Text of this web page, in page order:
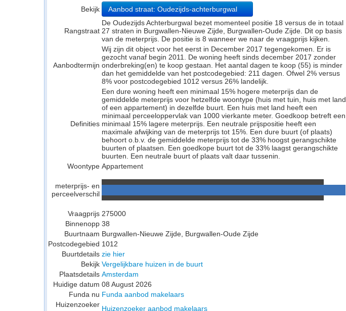
Bekijk
Aanbod straat: Oudezijds-achterburgwal
Rangstraat
De Oudezijds Achterburgwal bezet momenteel positie 18 versus de in totaal
27 straten in Burgwallen-Nieuwe Zijde, Burgwallen-Oude Zijde. Dit op basis
van de meterprijs. De positie is 8 wanneer we naar de vraagprijs kijken.
Aanbodtermijn
Wij zijn dit object voor het eerst in December 2017 tegengekomen. Er is
gezocht vanaf begin 2011. De woning heeft sinds december 2017 zonder
onderbreking(en) te koop gestaan. Het aantal dagen te koop (55) is minder
dan het gemiddelde van het postcodegebied: 211 dagen. Ofwel 2% versus
8% voor postcodegebied 1012 versus 26% landelijk.
Definities
Een dure woning heeft een minimaal 15% hogere meterprijs dan de
gemiddelde meterprijs voor hetzelfde woontype (huis met tuin, huis met land
of een appartement) in dezelfde buurt. Een huis met land heeft een
minimaal perceeloppervlak van 1000 vierkante meter. Goedkoop betreft een
minimaal 15% lagere meterprijs. Een neutrale prijspositie heeft een
maximale afwijking van de meterprijs tot 15%. Een dure buurt (of plaats)
behoort o.b.v. de gemiddelde meterprijs tot de 33% hoogst gerangschikte
buurten of plaatsen. Een goedkope buurt tot de 33% laagst gerangschikte
buurten. Een neutrale buurt of plaats valt daar tussenin.
Woontype Appartement
meterprijs- en
perceelverschil
Vraagprijs 275000
Binnenopp 38
Buurtnaam Burgwallen-Nieuwe Zijde, Burgwallen-Oude Zijde
Postcodegebied 1012
Buurtdetails zie hier
Bekijk Vergelijkbare huizen in de buurt
Plaatsdetails Amsterdam
Huidige datum 08 August 2026
Funda nu Funda aanbod makelaars
Huizenzoeker Huizenzoeker aanbod makelaars